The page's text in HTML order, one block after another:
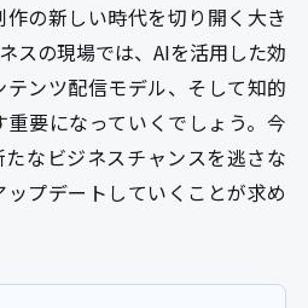
の新しい時代を切り開く大き
スの現場では、AIを活用した効
ンツ配信モデル、そして知的
要になっていくでしょう。今
なビジネスチャンスを逃さな
プデートしていくことが求め